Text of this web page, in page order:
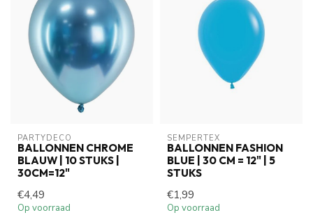
PARTYDECO
BALLONNEN CHROME
BLAUW | 10 STUKS |
30CM=12"
€4,49
Op voorraad
SEMPERTEX
BALLONNEN FASHION
BLUE | 30 CM = 12" | 5
STUKS
€1,99
Op voorraad